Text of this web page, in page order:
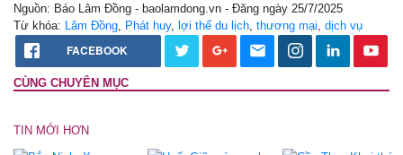
Nguồn: Báo Lâm Đồng - baolamdong.vn - Đăng ngày 25/7/2025
Từ khóa: Lâm Đồng Phát huy, lợi thế du lịch thương mại dịch vụ
FACEBOOK
CÙNG CHUYÊN MỤC
TIN MỚI HƠN